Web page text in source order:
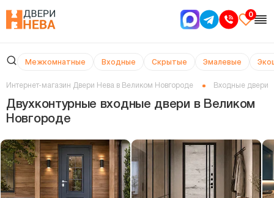
0
Межкомнатные Входные Скрытые Эмалевые
Интернет-магазин Двери Нева в Великом Новгороде Входные двери
Двухконтурные входные двери в Великом
Новгороде